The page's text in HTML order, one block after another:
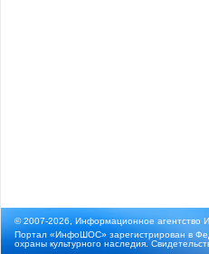
© 2007-2026, Информационное агентство
Портал «ИнфоШОС» зарегистрирован в
охраны культурного наследия.